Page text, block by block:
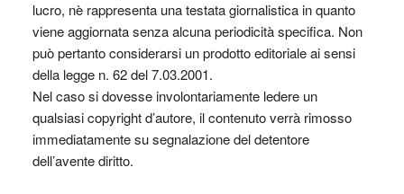
lucro, nè rappresenta una testata giornalistica in quanto
viene aggiornata senza alcuna periodicità specifica. Non
può pertanto considerarsi un prodotto editoriale ai sensi
della legge n. 62 del 7.03.2001.
Nel caso si dovesse involontariamente ledere un
qualsiasi copyright d’autore, il contenuto verrà rimosso
immediatamente su segnalazione del detentore
dell’avente diritto.